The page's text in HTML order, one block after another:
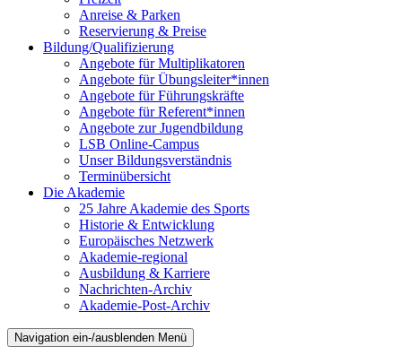
Anreise & Parken
Reservierung & Preise
Bildung/Qualifizierung
Angebote für Multiplikatoren
Angebote für Übungsleiter*innen
Angebote für Führungskräfte
Angebote für Referent*innen
Angebote zur Jugendbildung
LSB Online-Campus
Unser Bildungsverständnis
Terminübersicht
Die Akademie
25 Jahre Akademie des Sports
Historie & Entwicklung
Europäisches Netzwerk
Akademie-regional
Ausbildung & Karriere
Nachrichten-Archiv
Akademie-Post-Archiv
Navigation ein-/ausblenden Menü